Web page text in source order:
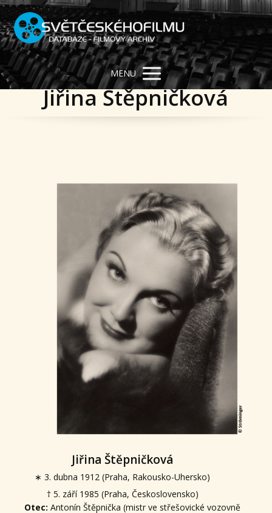
MENU
Jiřina Štěpničková
Jiřina Štěpničková
∗ 3. dubna 1912 (Praha, Rakousko-Uhersko)
† 5. září 1985 (Praha, Československo)
Otec: Antonín Štěpnička (mistr ve střešovické vozovně